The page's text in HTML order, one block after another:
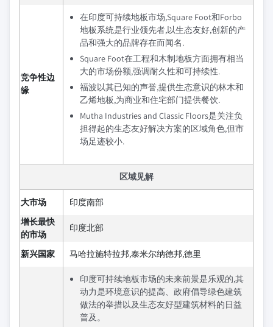
竞争性边
缘
在印度可持续地板市场,Square Foot和Forbo
地板系统是行业领先者,以生态友好,创新的产
品和强大的品牌存在而闻名.
Square Foot在工程和木制地板方面拥有相当
大的市场份额,强调耐久性和可持续性.
福波以其已知的声誉,提供生态意识的林木和
乙烯地板,为商业和住宅部门提供餐饮.
Mutha Industries and Classic Floors是关注负
担得起的生态友好解决方案的区域角色,但市
场足迹较小.
区域见解
大市场
印度南部
增长最快
的市场
印度北部
新兴国家 马哈拉施特拉邦,泰米尔纳德邦,德里
印度可持续地板市场的未来前景是乐观的,其
动力是环境意识的提高、政府倡导绿色建筑
做法的举措以及生态友好型建筑材料的日益
普及。